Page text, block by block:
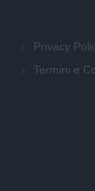
Privacy
Termini e